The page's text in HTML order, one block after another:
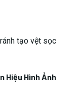
tạo vệt sọc
Hiệu Hình Ảnh